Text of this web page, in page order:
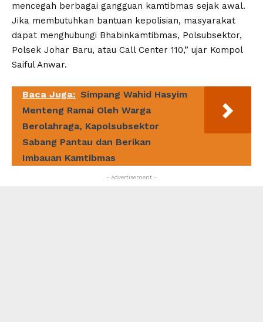
mencegah berbagai gangguan kamtibmas sejak awal.
Jika membutuhkan bantuan kepolisian, masyarakat
dapat menghubungi Bhabinkamtibmas, Polsubsektor,
Polsek Johar Baru, atau Call Center 110,” ujar Kompol
Saiful Anwar.
Baca Juga: Simpang Wahid Hasyim
Menteng Ramai Oleh Warga
Berolahraga, Kapolsubsektor
Sabang Pantau dan Berikan
Imbauan Kamtibmas
- Advertisement -